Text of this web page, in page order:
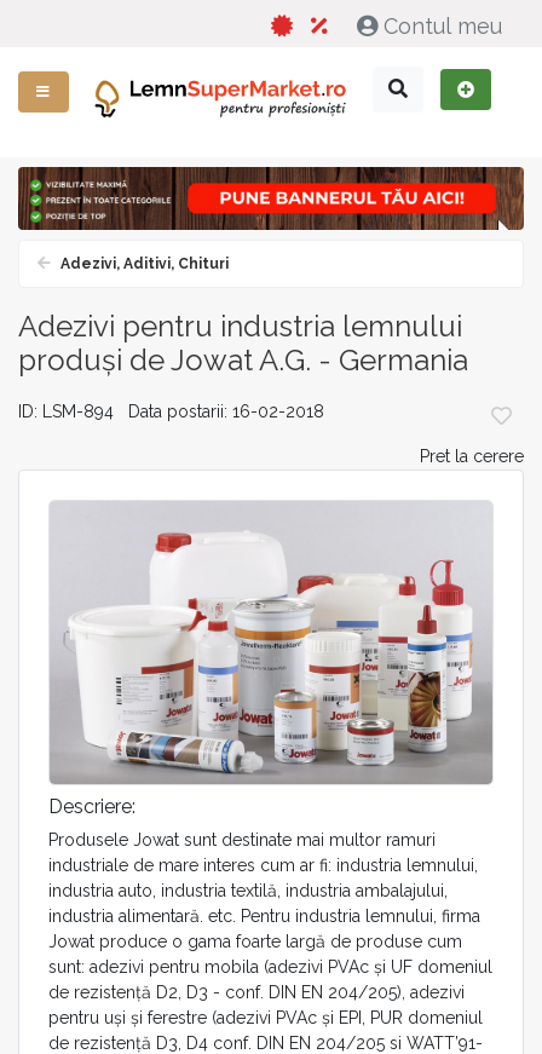
Contul meu
Adezivi, Aditivi, Chituri
Adezivi pentru industria lemnului
produși de Jowat A.G. - Germania
ID: LSM-894 Data postarii: 16-02-2018
Pret la cerere
Descriere:
Produsele Jowat sunt destinate mai multor ramuri
industriale de mare interes cum ar fi: industria lemnului,
industria auto, industria textilă, industria ambalajului,
industria alimentară. etc. Pentru industria lemnului, firma
Jowat produce o gama foarte largă de produse cum
sunt: adezivi pentru mobila (adezivi PVAc şi UF domeniul
de rezistenţă D2, D3 - conf. DIN EN 204/205), adezivi
pentru uşi şi ferestre (adezivi PVAc şi EPI, PUR domeniul
de rezistenţă D3, D4 conf. DIN EN 204/205 si WATT’91-